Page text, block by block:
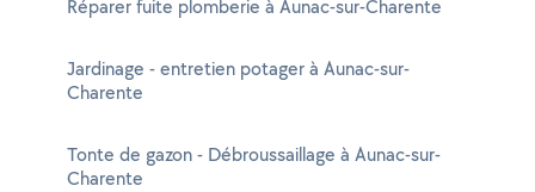
Réparer fuite plomberie à Aunac-sur-Charente
Jardinage - entretien potager à Aunac-sur-
Charente
Tonte de gazon - Débroussaillage à Aunac-sur-
Charente